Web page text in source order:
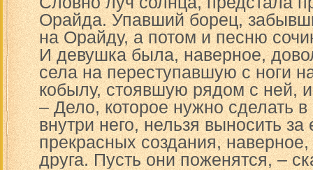
Орайда. Упавший борец,
на Орайду, а потом и песню
И девушка была, наверное,
села на переступавшую с ноги
кобылу, стоявшую рядом с ней,
– Дело, которое нужно сделать
внутри него, нельзя выносить
прекрасных создания,
друга. Пусть они поженятся, –